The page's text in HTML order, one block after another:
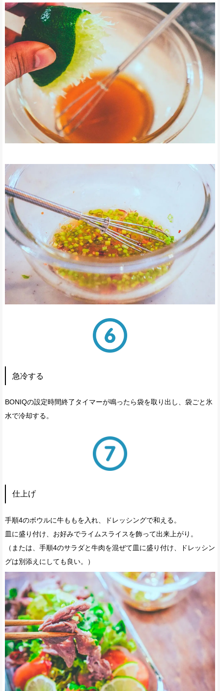
急冷する
BONIQの設定時間終了タイマーが鳴ったら袋を取り出し、袋ごと氷
水で冷却する。
仕上げ
手順4のボウルに牛ももを入れ、ドレッシングで和える。
皿に盛り付け、お好みでライムスライスを飾って出来上がり。
（または、手順4のサラダと牛肉を混ぜて皿に盛り付け、ドレッシン
グは別添えにしても良い。）